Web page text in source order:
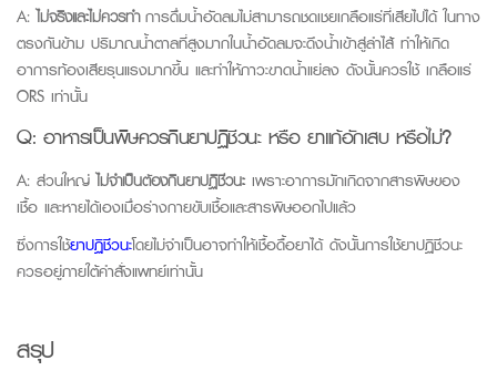
A:ไม่จริงและไม่ควรทำการดื่มน้ำอัดลมไม่สามารถชดเชยเกลือแร่ที่เสียไปได้ ในทาง
ตรงกันข้าม ปริมาณน้ำตาลที่สูงมากในน้ำอัดลมจะดึงน้ำเข้าสู่ลำไส้ ทำให้เกิด
อาการท้องเสียรุนแรงมากขึ้น และทำให้ภาวะขาดน้ำแย่ลง ดังนั้นควรใช้ เกลือแร่
ORS เท่านั้น
Q: อาหารเป็นพิษควรกินยาปฏิชีวนะ หรือ ยาแก้อักเสบ หรือไม่?
A: ส่วนใหญ่ไม่จำเป็นต้องกินยาปฏิชีวนะ เพราะอาการมักเกิดจากสารพิษของ
เชื้อ และหายได้เองเมื่อร่างกายขับเชื้อและสารพิษออกไปแล้ว
ซึ่งการใช้ยาปฏิชีวนะโดยไม่จำเป็นอาจทำให้เชื้อดื้อยาได้ ดังนั้นการใช้ยาปฏิชีวนะ
ควรอยู่ภายใต้คำสั่งแพทย์เท่านั้น
สรุป